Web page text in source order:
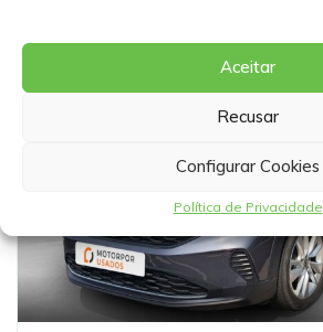
Aceitar
Recusar
Configurar Cookies
Política de Privacidade